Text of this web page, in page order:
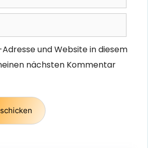
und Website in diesem
nächsten Kommentar